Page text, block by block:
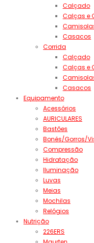
Calçado
Calças e
Casacos
Corrida
Calçado
Calças e
Casacos
Equipamento
Acessórios
AURICULARES
Bastões
Bonés/Gorros/
Compressão
Hidratação
Iluminação
Luvas
Meias
Mochilas
Relógios
Nutrição
226ERS